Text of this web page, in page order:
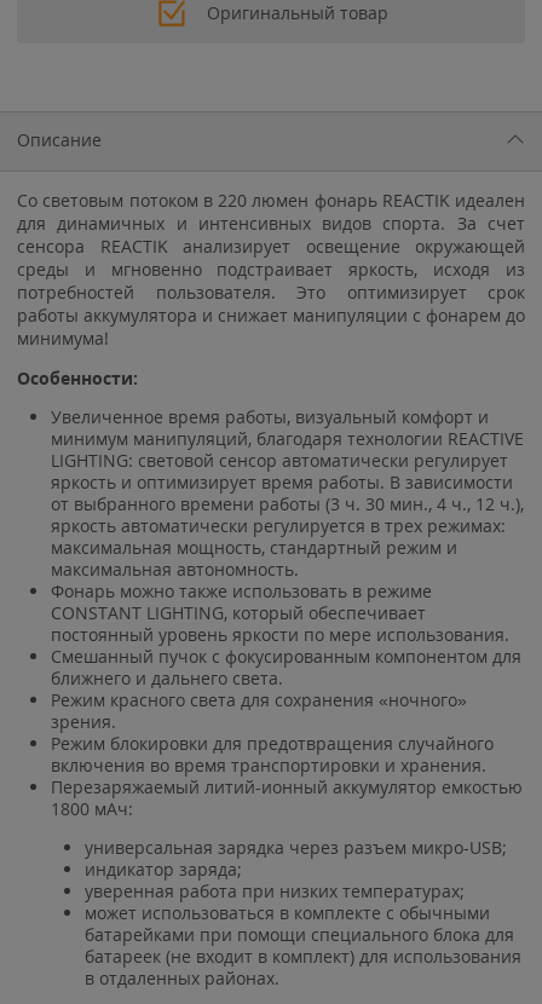
Оригинальный товар
Описание
Со световым потоком в 220 люмен фонарь REACTIK идеален
для динамичных и интенсивных видов спорта. За счет
сенсора REACTIK анализирует освещение окружающей
среды и мгновенно подстраивает яркость, исходя из
потребностей пользователя. Это оптимизирует срок
работы аккумулятора и снижает манипуляции с фонарем до
минимума!
Особенности:
Увеличенное время работы, визуальный комфорт и
минимум манипуляций, благодаря технологии REACTIVE
LIGHTING: световой сенсор автоматически регулирует
яркость и оптимизирует время работы. В зависимости
от выбранного времени работы (3 ч. 30 мин., 4 ч., 12 ч.),
яркость автоматически регулируется в трех режимах:
максимальная мощность, стандартный режим и
максимальная автономность.
Фонарь можно также использовать в режиме
CONSTANT LIGHTING, который обеспечивает
постоянный уровень яркости по мере использования.
Смешанный пучок с фокусированным компонентом для
ближнего и дальнего света.
Режим красного света для сохранения «ночного»
зрения.
Режим блокировки для предотвращения случайного
включения во время транспортировки и хранения.
Перезаряжаемый литий-ионный аккумулятор емкостью
1800 мАч:
универсальная зарядка через разъем микро-USB;
индикатор заряда;
уверенная работа при низких температурах;
может использоваться в комплекте с обычными
батарейками при помощи специального блока для
батареек (не входит в комплект) для использования
в отдаленных районах.